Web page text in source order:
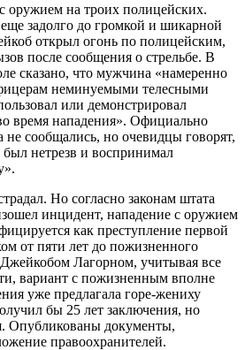
на троих полицейских.
задолго до громкой и шикарной
открыл огонь по полицейским,
после сообщения о стрельбе. В
сказано, что мужчина «намеренно
неминуемыми телесными
или демонстрировал
время нападения». Официально
сообщались, но очевидцы говорят,
нетрезв и воспринимал
Но согласно законам штата
инцидент, нападение с оружием
как преступление первой
от пяти лет до пожизненного
Лагорном, учитывая все
вариант с пожизненным вполне
уже предлагала горе-жениху
бы 25 лет заключения, но
Опубликованы документы,
правоохранителей.